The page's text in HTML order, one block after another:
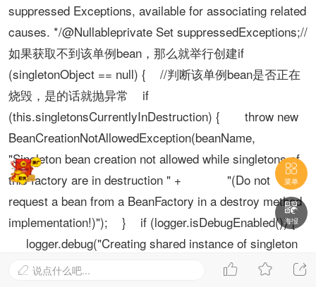
suppressed Exceptions, available for associating related
causes. */@Nullableprivate Set suppressedExceptions;//
如果获取不到该单例bean，那么就举行创建if
(singletonObject == null) { //判断该单例bean是否正在
烧毁，是的话就抛异常 if
(this.singletonsCurrentlyInDestruction) { throw new
BeanCreationNotAllowedException(beanName,
"Singleton bean creation not allowed while singletons of
this factory are in destruction " + "(Do not
request a bean from a BeanFactory in a destroy method
implementation!)"); } if (logger.isDebugEnabled()) {
logger.debug("Creating shared instance of singleton
bean &#39;" + beanName + "&#39;"); } //单例bean创

菜单

海报



 说点什么吧...